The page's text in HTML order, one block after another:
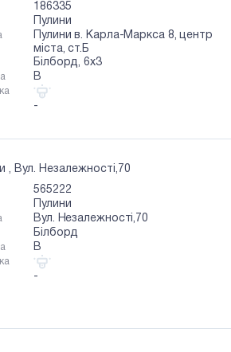
186335
Пулини
Пулини в. Карла-Маркса 8, центр
міста, ст.Б
Білборд, 6x3
B
-
, Вул. Незалежності,70
565222
Пулини
Вул. Незалежності,70
Білборд
B
-